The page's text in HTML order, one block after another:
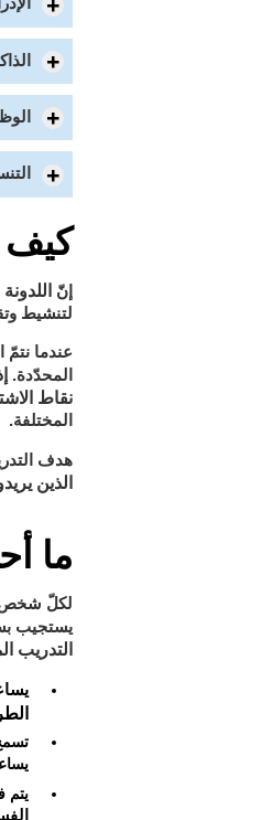
كيف
إنّ
لتنشيط
عندما
المحدّدة.
نقاط
المختلفة.
هدف
الذين
ما
لكلّ شخص
يستجيب
التدريب
يتم